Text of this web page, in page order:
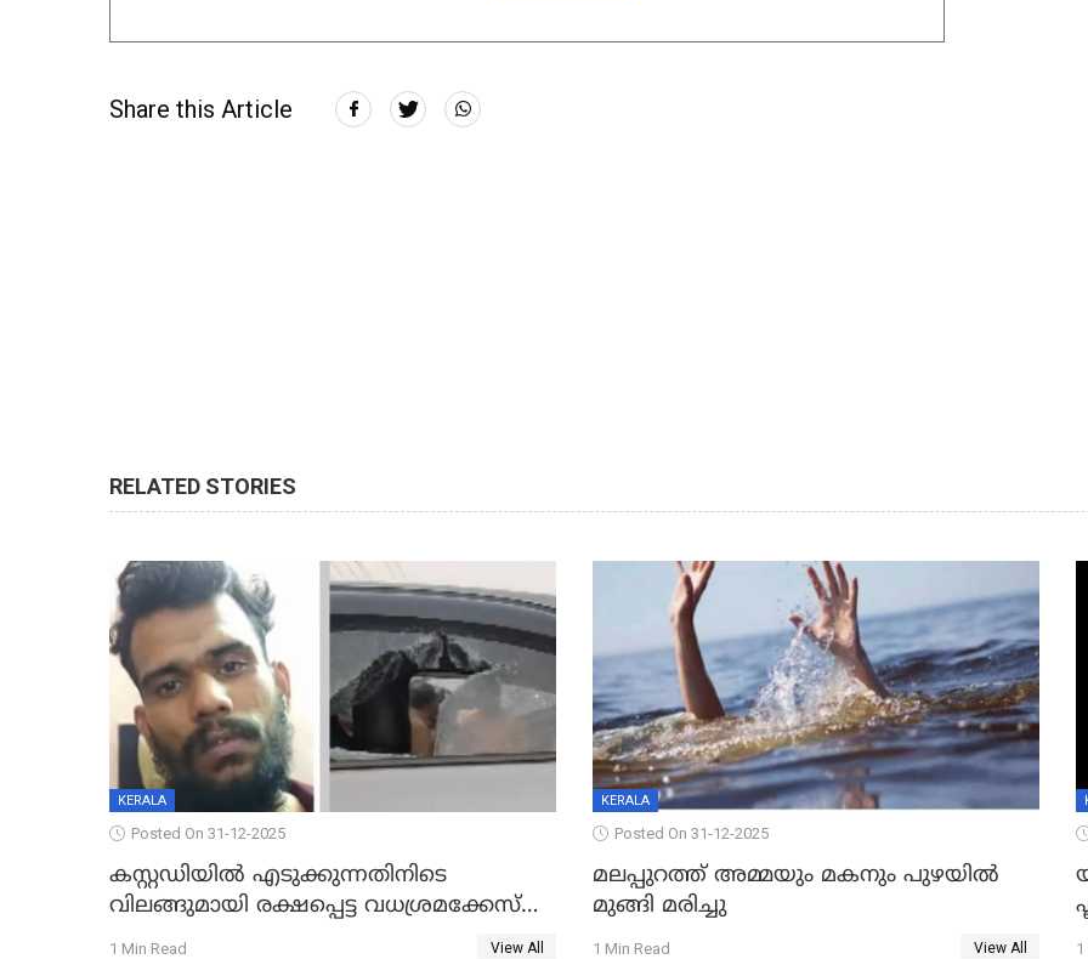
Share this Article
RELATED STORIES
KERALA
Posted On 31-12-2025
കസ്റ്റഡിയിൽ എടുക്കുന്നതിനിടെ
വിലങ്ങുമായി രക്ഷപ്പെട്ട വധശ്രമക്കേസ്
പ്രതി പിടിയിൽ
1 Min Read View All
KERALA
Posted On 31-12-2025
മലപ്പുറത്ത് അമ്മയും മകനും പുഴയിൽ
മുങ്ങി മരിച്ചു
1 Min Read View All 1